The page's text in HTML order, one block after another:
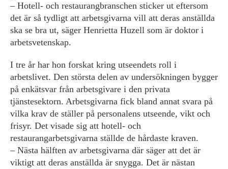
– Hotell- och restaurangbranschen sticker ut eftersom
det är så tydligt att arbetsgivarna vill att deras anställda
ska se bra ut, säger Henrietta Huzell som är doktor i
arbetsvetenskap.
I tre år har hon forskat kring utseendets roll i
arbetslivet. Den största delen av undersökningen bygger
på enkätsvar från arbetsgivare i den privata
tjänstesektorn. Arbetsgivarna fick bland annat svara på
vilka krav de ställer på personalens utseende, vikt och
frisyr. Det visade sig att hotell- och
restaurangarbetsgivarna ställde de hårdaste kraven.
– Nästa hälften av arbetsgivarna där säger att det är
viktigt att deras anställda är snygga. Det är nästan